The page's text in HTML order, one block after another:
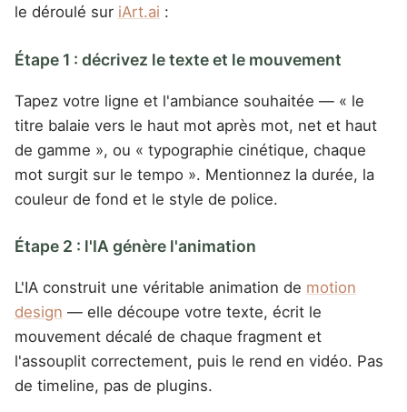
le déroulé sur iArt.ai :
Étape 1 : décrivez le texte et le mouvement
Tapez votre ligne et l'ambiance souhaitée — « le
titre balaie vers le haut mot après mot, net et haut
de gamme », ou « typographie cinétique, chaque
mot surgit sur le tempo ». Mentionnez la durée, la
couleur de fond et le style de police.
Étape 2 : l'IA génère l'animation
L'IA construit une véritable animation de motion
design — elle découpe votre texte, écrit le
mouvement décalé de chaque fragment et
l'assouplit correctement, puis le rend en vidéo. Pas
de timeline, pas de plugins.